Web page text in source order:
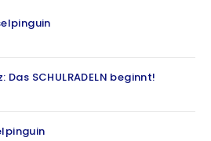
SCHULRADELN beginnt!